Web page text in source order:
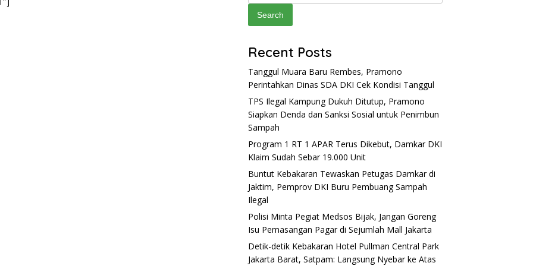
Search
Recent Posts
Tanggul Muara Baru Rembes, Pramono
Perintahkan Dinas SDA DKI Cek Kondisi Tanggul
TPS Ilegal Kampung Dukuh Ditutup, Pramono
Siapkan Denda dan Sanksi Sosial untuk Penimbun
Sampah
Program 1 RT 1 APAR Terus Dikebut, Damkar DKI
Klaim Sudah Sebar 19.000 Unit
Buntut Kebakaran Tewaskan Petugas Damkar di
Jaktim, Pemprov DKI Buru Pembuang Sampah
Ilegal
Polisi Minta Pegiat Medsos Bijak, Jangan Goreng
Isu Pemasangan Pagar di Sejumlah Mall Jakarta
Detik-detik Kebakaran Hotel Pullman Central Park
Jakarta Barat, Satpam: Langsung Nyebar ke Atas